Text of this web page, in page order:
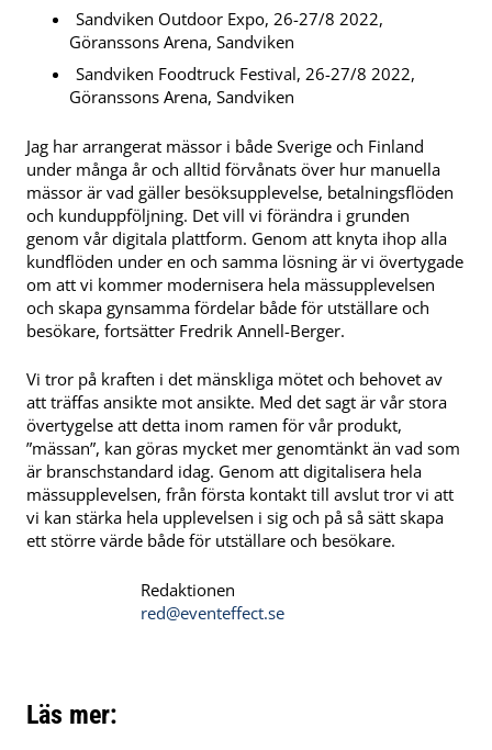
Sandviken Outdoor Expo, 26-27/8 2022,
Göranssons Arena, Sandviken
Sandviken Foodtruck Festival, 26-27/8 2022,
Göranssons Arena, Sandviken
Jag har arrangerat mässor i både Sverige och Finland
under många år och alltid förvånats över hur manuella
mässor är vad gäller besöksupplevelse, betalningsflöden
och kunduppföljning. Det vill vi förändra i grunden
genom vår digitala plattform. Genom att knyta ihop alla
kundflöden under en och samma lösning är vi övertygade
om att vi kommer modernisera hela mässupplevelsen
och skapa gynsamma fördelar både för utställare och
besökare, fortsätter Fredrik Annell-Berger.
Vi tror på kraften i det mänskliga mötet och behovet av
att träffas ansikte mot ansikte. Med det sagt är vår stora
övertygelse att detta inom ramen för vår produkt,
”mässan”, kan göras mycket mer genomtänkt än vad som
är branschstandard idag. Genom att digitalisera hela
mässupplevelsen, från första kontakt till avslut tror vi att
vi kan stärka hela upplevelsen i sig och på så sätt skapa
ett större värde både för utställare och besökare.
Redaktionen
red@eventeffect.se
Läs mer: